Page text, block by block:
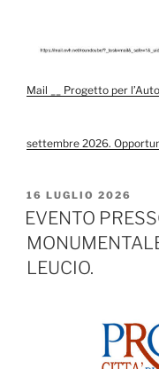
Mail __ Progetto per
settembre 2026.
PUBBLICATO
IL
16 LUGLIO 2026
EVENTO
LEUCIO.